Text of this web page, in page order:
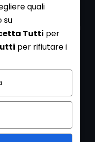
archeologia realizzata
alla nostra
di aver letto
al trattamento
quali
su
Tutti per
per rifiutare i